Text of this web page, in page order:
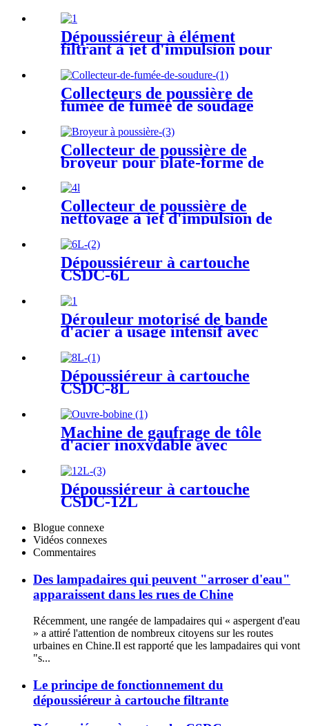
Dépoussiéreur à élément
filtrant à jet d'impulsion pour
le traitement des aliments et
des médicaments
Collecteurs de poussière de
fumée de fumée de soudage
Collecteur de poussière de
broyeur pour plate-forme de
meulage et de dépoussiérage
de la poussière métallique
Collecteur de poussière de
nettoyage à jet d'impulsion de
Dépoussiéreur à cartouche
CSDC-6L
Dérouleur motorisé de bande
d'acier à usage intensif avec
Dépoussiéreur à cartouche
CSDC-8L
Machine de gaufrage de tôle
d'acier inoxydable avec
déroulement d'enroulement
Dépoussiéreur à cartouche
CSDC-12L
Blogue connexe
Vidéos connexes
Commentaires
Des lampadaires qui peuvent "arroser d'eau"
apparaissent dans les rues de Chine
Récemment, une rangée de lampadaires qui « aspergent d'eau
» a attiré l'attention de nombreux citoyens sur les routes
urbaines en Chine.Il est rapporté que les lampadaires qui vont
"s...
Le principe de fonctionnement du
dépoussiéreur à cartouche filtrante